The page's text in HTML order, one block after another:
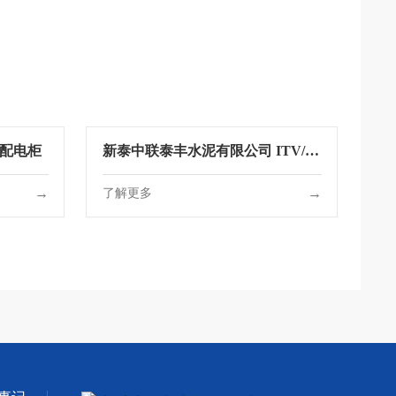
电柜
→
新泰中联泰丰水泥有限公司 ITV/G
了解更多 →